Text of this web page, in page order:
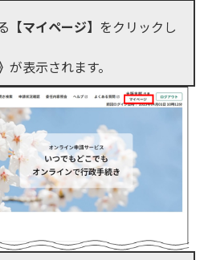
【マイページ】 をクリックし
が表示されます。